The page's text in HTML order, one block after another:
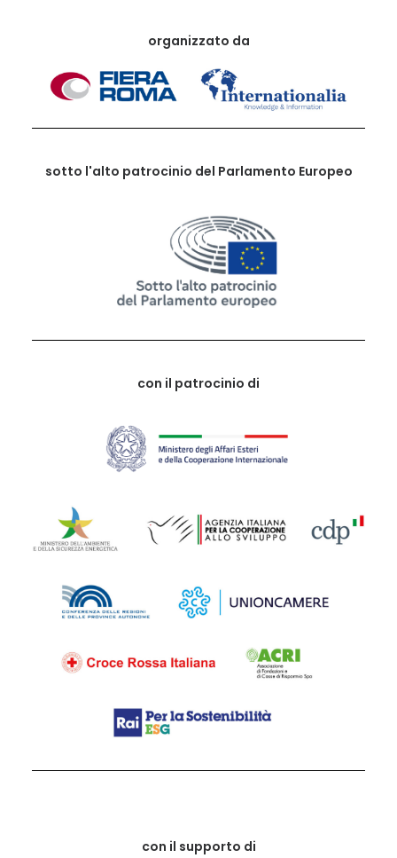
organizzato da
sotto l'alto patrocinio del Parlamento Europeo
con il patrocinio di
con il supporto di